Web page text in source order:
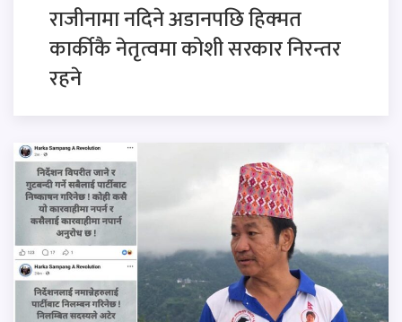
राजीनामा नदिने अडानपछि हिक्मत
कार्कीकै नेतृत्वमा कोशी सरकार निरन्तर
रहने